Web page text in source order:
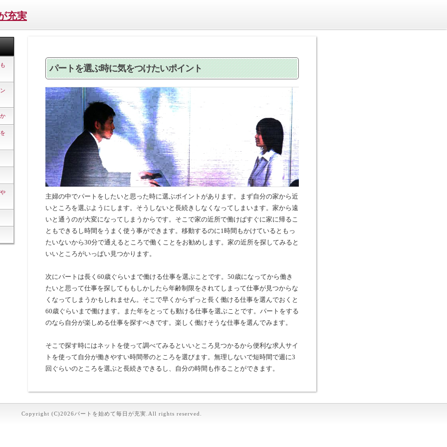
充実
パートを選ぶ時に気をつけたいポイント
主婦の中でパートをしたいと思った時に選ぶポイントがあります。まず自分の家から近
いところを選ぶようにします。そうしないと長続きしなくなってしまいます。家から遠
いと通うのが大変になってしまうからです。そこで家の近所で働けばすぐに家に帰るこ
ともできるし時間をうまく使う事ができます。移動するのに1時間もかけているともっ
たいないから30分で通えるところで働くことをお勧めします。家の近所を探してみると
いいところがいっぱい見つかります。
次にパートは長く60歳ぐらいまで働ける仕事を選ぶことです。50歳になってから働き
たいと思って仕事を探してももしかしたら年齢制限をされてしまって仕事が見つからな
くなってしまうかもしれません。そこで早くからずっと長く働ける仕事を選んでおくと
60歳ぐらいまで働けます。また年をとっても動ける仕事を選ぶことです。パートをする
のなら自分が楽しめる仕事を探すべきです。楽しく働けそうな仕事を選んでみます。
そこで探す時にはネットを使って調べてみるといいところ見つかるから便利な求人サイ
トを使って自分が働きやすい時間帯のところを選びます。無理しないで短時間で週に3
回ぐらいのところを選ぶと長続きできるし、自分の時間も作ることができます。
Copyright (C)2026パートを始めて毎日が充実.All rights reserved.